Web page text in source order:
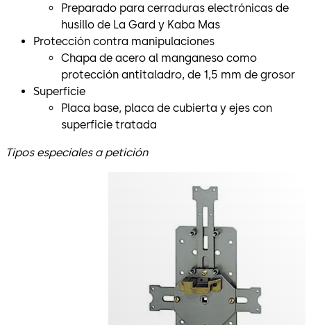
Preparado para cerraduras electrónicas de
husillo de La Gard y Kaba Mas
Protección contra manipulaciones
Chapa de acero al manganeso como
protección antitaladro, de 1,5 mm de grosor
Superficie
Placa base, placa de cubierta y ejes con
superficie tratada
Tipos especiales a petición